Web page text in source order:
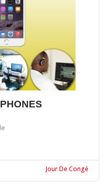
Jour De Congé